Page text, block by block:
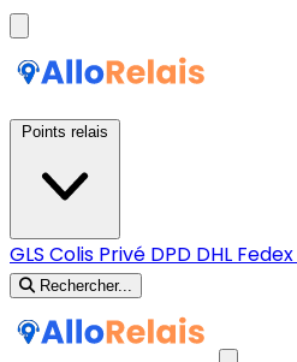
GLS Colis Privé DPD DHL Fedex
Rechercher...